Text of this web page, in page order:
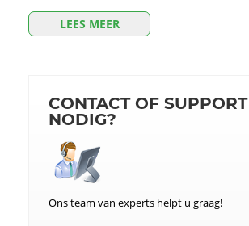
LEES MEER
CONTACT OF SUPPORT
NODIG?
Ons team van experts helpt u graag!